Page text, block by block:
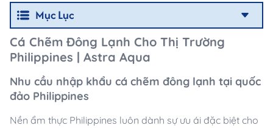
Mục Lục
Cá Chẽm Đông Lạnh Cho Thị Trường
Philippines | Astra Aqua
Nhu cầu nhập khẩu cá chẽm đông lạnh tại quốc
đảo Philippines
Nền ẩm thực Philippines luôn dành sự ưu ái đặc biệt cho